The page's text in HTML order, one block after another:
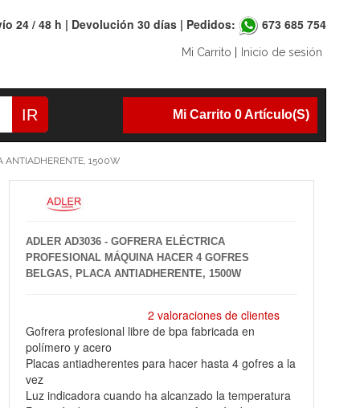
24 / 48 h | Devolución 30 días | Pedidos: 673 685 754
Mi Carrito Inicio de sesión
Mi Carrito 0 Artículo(s)
IR
ANTIADHERENTE, 1500W
ADLER AD3036 - GOFRERA ELÉCTRICA
PROFESIONAL MÁQUINA HACER 4 GOFRES
BELGAS, PLACA ANTIADHERENTE, 1500W
2 valoraciones de clientes
Gofrera profesional libre de bpa fabricada en
polímero y acero
Placas antiadherentes para hacer hasta 4 gofres a la
vez
Luz indicadora cuando ha alcanzado la temperatura